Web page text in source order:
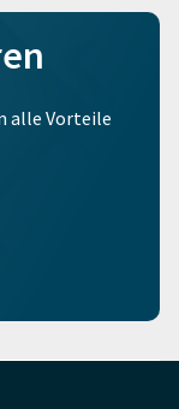
alle Vorteile